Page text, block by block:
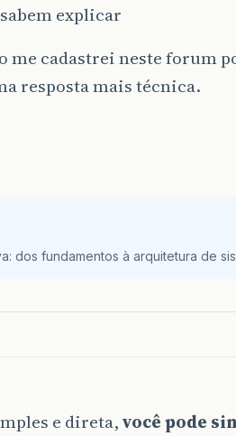
explicar
me cadastrei neste forum
resposta mais técnica.
dos fundamentos à arquitetura de
e direta,você pode